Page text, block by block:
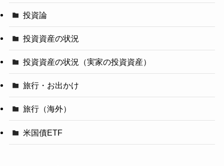
投資論
投資資産の状況
投資資産の状況（実家の投資資産）
旅行・お出かけ
旅行（海外）
米国債ETF